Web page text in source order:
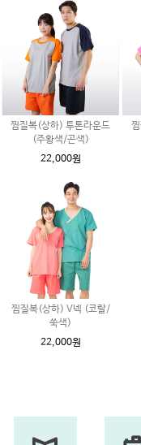
찜질복(상하) 투톤라운드
(주황색/곤색)
22,000원
찜질복(상하) V넥 (코랄/
쑥색)
22,000원